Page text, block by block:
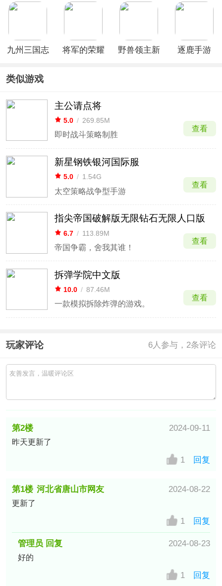
九州三国志
将军的荣耀
野兽领主新
逐鹿手游
类似游戏
主公请点将
5.0 / 269.85M
即时战斗策略制胜
查看
新星钢铁银河国际服
5.0 / 1.54G
太空策略战争型手游
查看
指尖帝国破解版无限钻石无限人口版
6.7 / 113.89M
帝国争霸，舍我其谁！
查看
拆弹学院中文版
10.0 / 87.46M
一款模拟拆除炸弹的游戏。
查看
玩家评论 6人参与，2条评论
第2楼
中国–广东–广州–天河区网友
2024-09-11
昨天更新了
1 回复
第1楼 河北省唐山市网友 2024-08-22
更新了
1 回复
管理员 回复 2024-08-23
好的
1 回复